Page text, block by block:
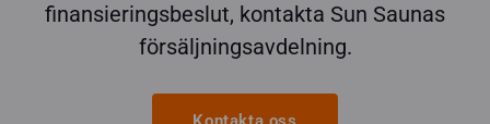
finansieringsbeslut, kontakta Sun Saunas
försäljningsavdelning.